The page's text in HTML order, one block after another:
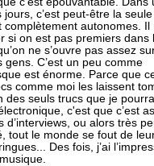
c’est peut-être la seule
autonomes. Il
si on est pas premiers dans
ne s’ouvre pas assez
gens. C’est un peu comme
est énorme. Parce que
comme moi les laissent
des seuls trucs que je
c'est que c’est
ou alors très
tout le monde se fout de
Des fois, j’ai